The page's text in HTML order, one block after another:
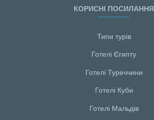
КОРИСНІ ПОСИЛАННЯ
Типи турів
Готелі Єгипту
Готелі Туреччини
Готелі Куби
Готелі Мальдiв